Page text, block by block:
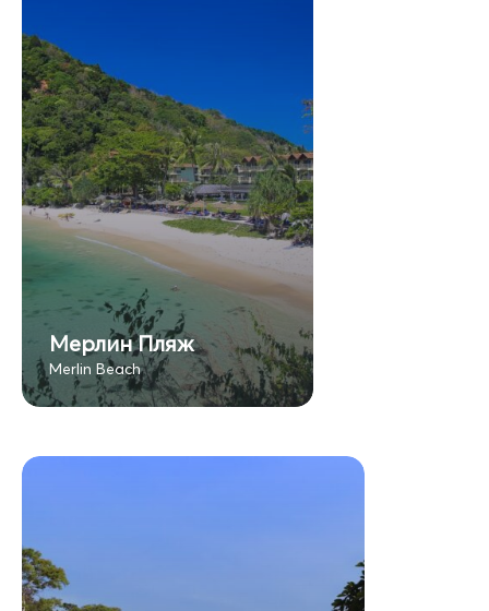
Мерлин Пляж
Merlin Beach